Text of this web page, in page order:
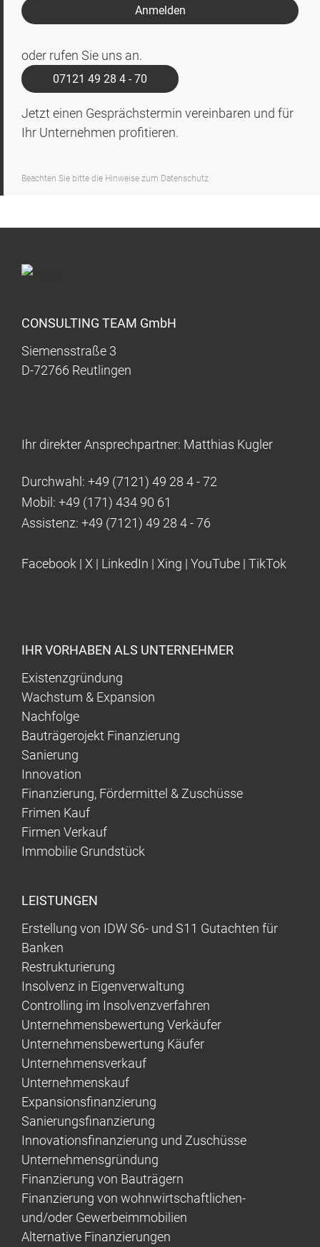
Anmelden
oder rufen Sie uns an.
07121 49 28 4 - 70
Jetzt einen Gesprächstermin vereinbaren und für
Ihr Unternehmen profitieren.
Beachten Sie bitte die Hinweise zum Datenschutz
CONSULTING TEAM GmbH
Siemensstraße 3
D-72766 Reutlingen
Ihr direkter Ansprechpartner: Matthias Kugler
Durchwahl: +49 (7121) 49 28 4 - 72
Mobil: +49 (171) 434 90 61
Assistenz: +49 (7121) 49 28 4 - 76
Facebook | X | LinkedIn | Xing | YouTube | TikTok
IHR VORHABEN ALS UNTERNEHMER
Existenzgründung
Wachstum & Expansion
Nachfolge
Bauträgerojekt Finanzierung
Sanierung
Innovation
Finanzierung, Fördermittel & Zuschüsse
Frimen Kauf
Firmen Verkauf
Immobilie Grundstück
LEISTUNGEN
Erstellung von IDW S6- und S11 Gutachten für
Banken
Restrukturierung
Insolvenz in Eigenverwaltung
Controlling im Insolvenzverfahren
Unternehmensbewertung Verkäufer
Unternehmensbewertung Käufer
Unternehmensverkauf
Unternehmenskauf
Expansionsfinanzierung
Sanierungsfinanzierung
Innovationsfinanzierung und Zuschüsse
Unternehmensgründung
Finanzierung von Bauträgern
Finanzierung von wohnwirtschaftlichen-
und/oder Gewerbeimmobilien
Alternative Finanzierungen